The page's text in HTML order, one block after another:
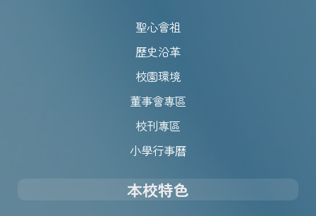
聖心會祖
歷史沿革
校園環境
董事會專區
校刊專區
小學行事曆
本校特色